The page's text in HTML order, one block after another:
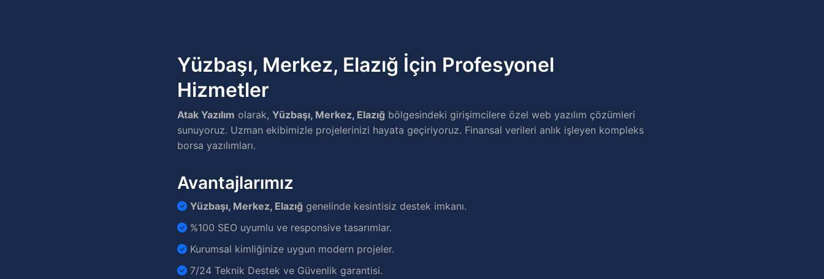
Yüzbaşı, Merkez, Elazığ İçin Profesyonel
Hizmetler
Atak Yazılım olarak,Yüzbaşı, Merkez, Elazığ bölgesindeki girişimcilere özel web yazılım çözümleri
sunuyoruz. Uzman ekibimizle projelerinizi hayata geçiriyoruz. Finansal verileri anlık işleyen kompleks
borsa yazılımları.
Avantajlarımız
Yüzbaşı, Merkez, Elazığ genelinde kesintisiz destek imkanı.
%100 SEO uyumlu ve responsive tasarımlar.
Kurumsal kimliğinize uygun modern projeler.
7/24 Teknik Destek ve Güvenlik garantisi.